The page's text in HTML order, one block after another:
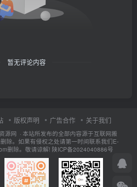
暂无评论内容
版权声明 广告合作 关于我们
源网 · 本站所发布的全部内容源于互联网搬
除。如果有侵权之处请第一时间联系我们E-
删除。敬请谅解! 陕ICP备2024040886号